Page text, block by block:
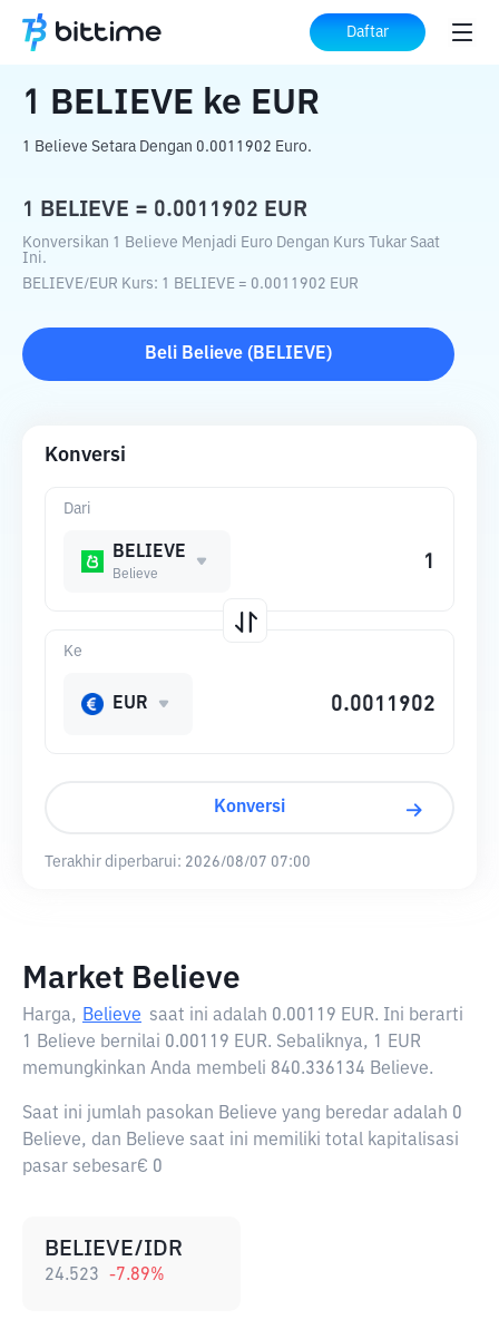
Daftar
Beranda Konverter Kripto BELIEVE ke EUR
1 BELIEVE ke EUR
1 Believe Setara Dengan 0.0011902 Euro.
1 BELIEVE = 0.0011902 EUR
Konversikan 1 Believe Menjadi Euro Dengan Kurs Tukar Saat
Ini.
BELIEVE/EUR Kurs: 1 BELIEVE = 0.0011902 EUR
Beli Believe ( BELIEVE)
Konversi
Dari
BELIEVE
Believe
Ke
EUR
Konversi
Terakhir diperbarui: 2026/08/07 07:00
Market Believe
Harga, Believe saat ini adalah 0.00119 EUR. Ini berarti
1 Believe bernilai 0.00119 EUR. Sebaliknya, 1 EUR
memungkinkan Anda membeli 840.336134 Believe.
Saat ini jumlah pasokan Believe yang beredar adalah 0
Believe, dan Believe saat ini memiliki total kapitalisasi
pasar sebesar€ 0
BELIEVE/IDR
24.523 -7.89%